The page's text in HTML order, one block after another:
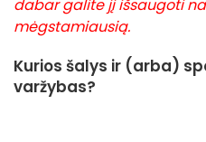
dabar galite jį išsaugoti
mėgstamiausią.
Kurios šalys ir (arba)
varžybas?